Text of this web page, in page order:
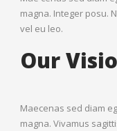
magna. Integer posu.
vel eu leo.
Our
Maecenas sed diam
magna. Vivamus